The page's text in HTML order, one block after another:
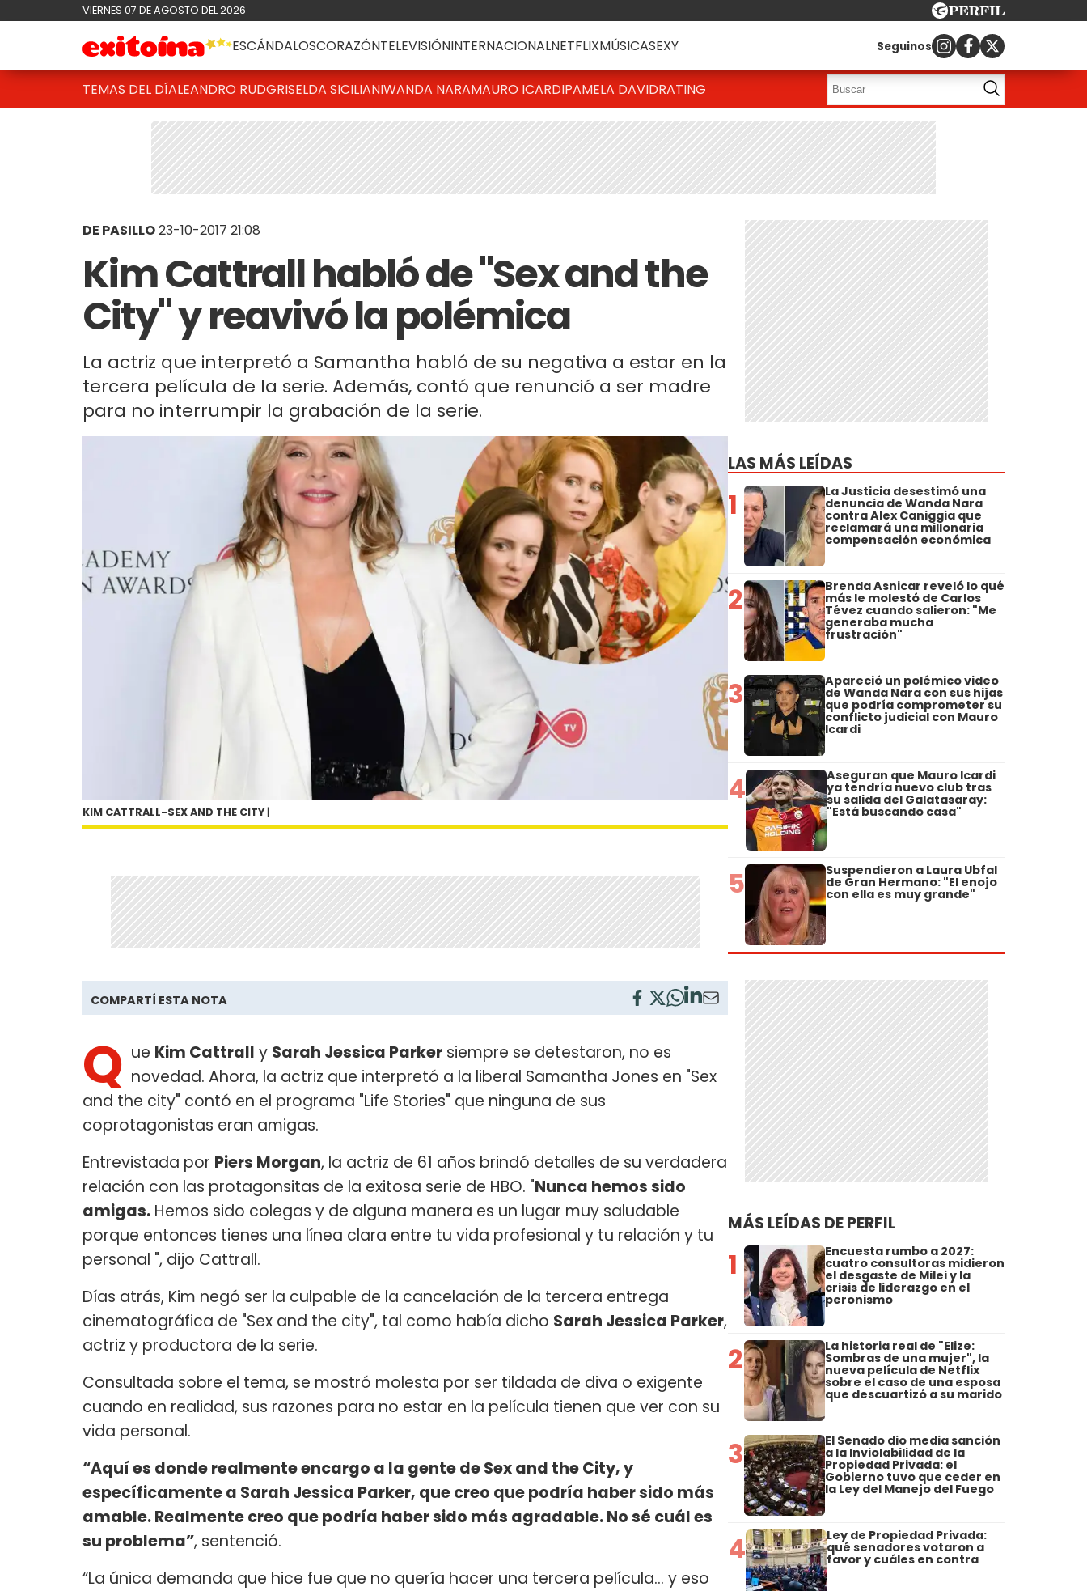
VIERNES 07 DE AGOSTO DEL 2026
ESCÁNDALOSCORAZÓNTELEVISIÓNINTERNACIONALNETFLIXMÚSICASEXY Seguinos
TEMAS DEL DÍALEANDRO RUDGRISELDA SICILIANIWANDA NARAMAURO ICARDIPAMELA DAVIDRATING
DE PASILLO23-10-2017 21:08
Kim Cattrall habló de "Sex and the
City" y reavivó la polémica
La actriz que interpretó a Samantha habló de su negativa a estar en la
tercera película de la serie. Además, contó que renunció a ser madre
para no interrumpir la grabación de la serie.
KIM CATTRALL-SEX AND THE CITY|
COMPARTÍ ESTA NOTA
Q ue Kim Cattrall y Sarah Jessica Parker siempre se detestaron, no es
novedad. Ahora, la actriz que interpretó a la liberal Samantha Jones en "Sex
and the city" contó en el programa "Life Stories" que ninguna de sus
coprotagonistas eran amigas.
Entrevistada por Piers Morgan, la actriz de 61 años brindó detalles de su verdadera
relación con las protagonsitas de la exitosa serie de HBO. "Nunca hemos sido
amigas. Hemos sido colegas y de alguna manera es un lugar muy saludable
porque entonces tienes una línea clara entre tu vida profesional y tu relación y tu
personal ", dijo Cattrall.
Días atrás, Kim negó ser la culpable de la cancelación de la tercera entrega
cinematográfica de "Sex and the city", tal como había dicho Sarah Jessica Parker,
actriz y productora de la serie.
Consultada sobre el tema, se mostró molesta por ser tildada de diva o exigente
cuando en realidad, sus razones para no estar en la película tienen que ver con su
vida personal.
“Aquí es donde realmente encargo a la gente de Sex and the City, y
específicamente a Sarah Jessica Parker, que creo que podría haber sido más
amable. Realmente creo que podría haber sido más agradable. No sé cuál es
su problema”, sentenció.
“La única demanda que hice fue que no quería hacer una tercera película... y eso
LAS MÁS LEÍDAS
1 La Justicia desestimó una
denuncia de Wanda Nara
contra Alex Caniggia que
reclamará una millonaria
compensación económica
2 Brenda Asnicar reveló lo qué
más le molestó de Carlos
Tévez cuando salieron: "Me
generaba mucha
frustración"
3 Apareció un polémico video
de Wanda Nara con sus hijas
que podría comprometer su
conflicto judicial con Mauro
Icardi
4 Aseguran que Mauro Icardi
ya tendría nuevo club tras
su salida del Galatasaray:
"Está buscando casa"
5 Suspendieron a Laura Ubfal
de Gran Hermano: "El enojo
con ella es muy grande"
MÁS LEÍDAS DE PERFIL
1 Encuesta rumbo a 2027:
cuatro consultoras midieron
el desgaste de Milei y la
crisis de liderazgo en el
peronismo
2 La historia real de "Elize:
Sombras de una mujer", la
nueva película de Netflix
sobre el caso de una esposa
que descuartizó a su marido
3 El Senado dio media sanción
a la Inviolabilidad de la
Propiedad Privada: el
Gobierno tuvo que ceder en
la Ley del Manejo del Fuego
4 Ley de Propiedad Privada:
qué senadores votaron a
favor y cuáles en contra